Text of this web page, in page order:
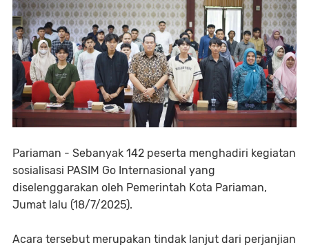
Pariaman - Sebanyak 142 peserta menghadiri kegiatan
sosialisasi PASIM Go Internasional yang
diselenggarakan oleh Pemerintah Kota Pariaman,
Jumat lalu (18/7/2025).
Acara tersebut merupakan tindak lanjut dari perjanjian